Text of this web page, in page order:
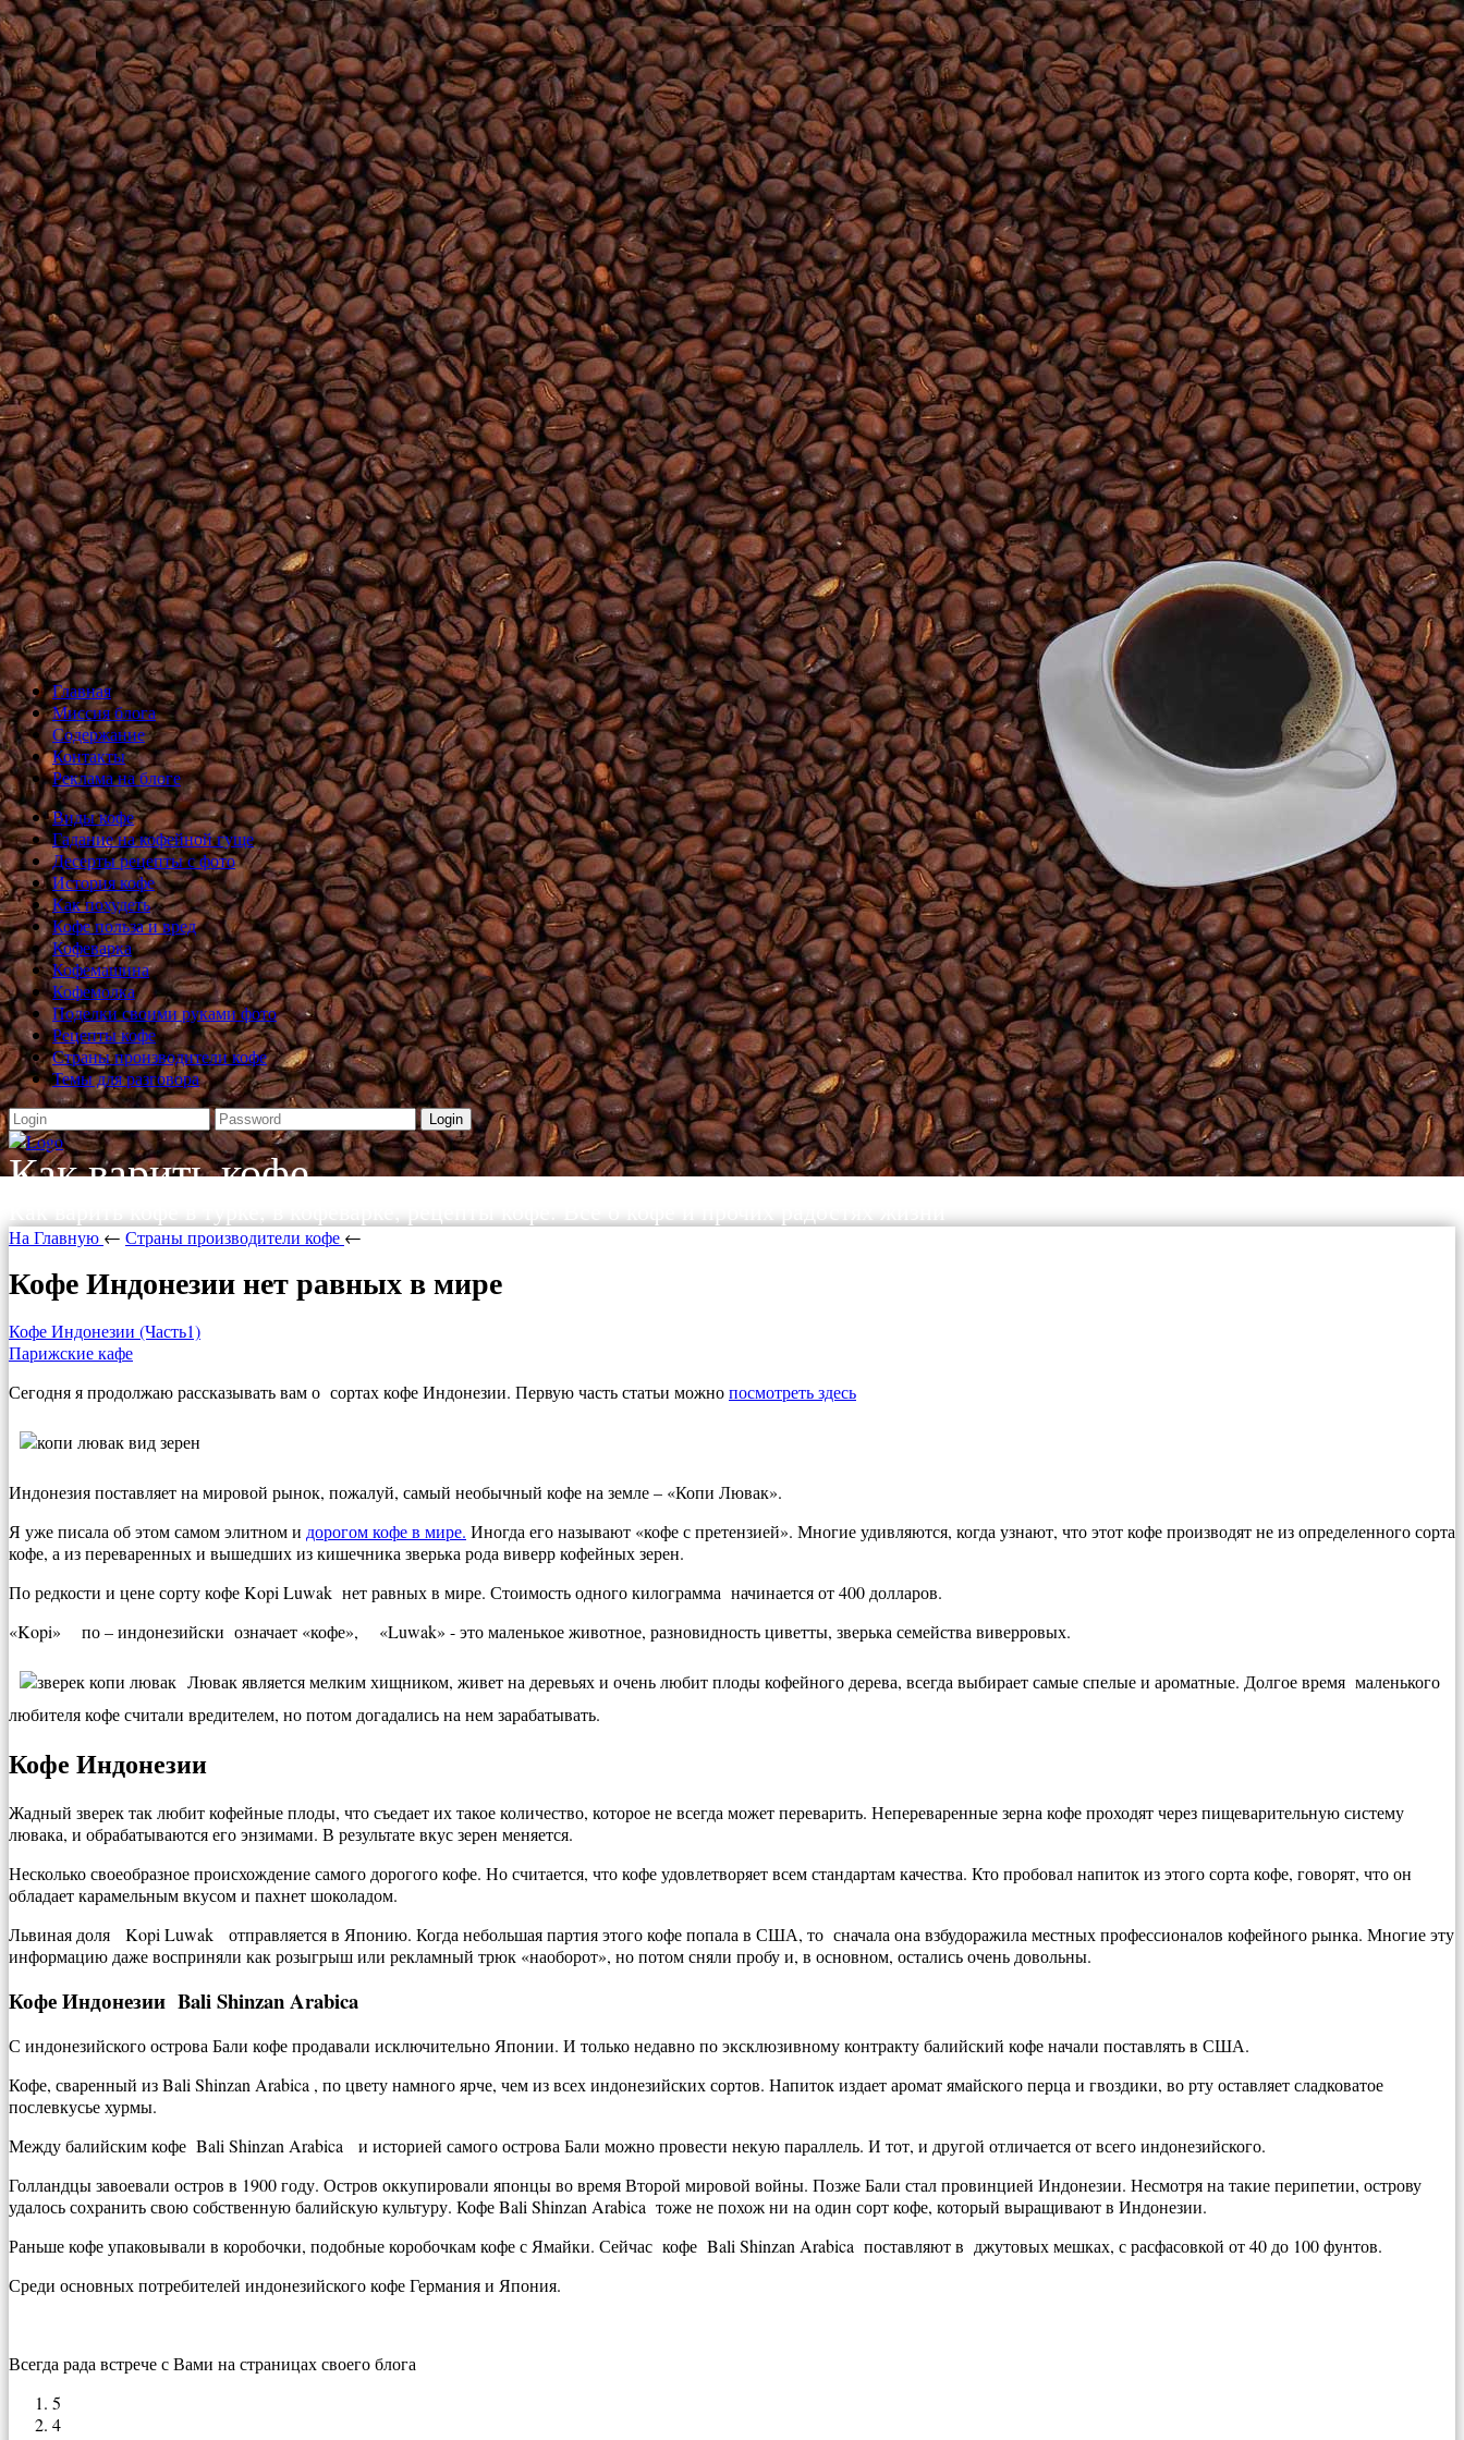
Главная
Миссия блога
Содержание
Контакты
Реклама на блоге
Виды кофе
Гадание на кофейной гуще
Десерты рецепты с фото
История кофе
Как похудеть
Кофе польза и вред
Кофеварка
Кофемашина
Кофемолка
Поделки своими руками фото
Рецепты кофе
Страны производители кофе
Темы для разговора
Login
Как варить кофе
На Главную ← Страны производители кофе ←
Кофе Индонезии нет равных в мире
Кофе Индонезии (Часть1)
Парижские кафе
Сегодня я продолжаю рассказывать вам о сортах кофе Индонезии. Первую часть статьи можнопосмотреть здесь
Индонезия поставляет на мировой рынок, пожалуй, самый необычный кофе на земле – «Копи Лювак».
Я уже писала об этом самом элитном и дорогом кофе в мире. Иногда его называют «кофе с претензией». Многие удивляются, когда узнают, что этот кофе производят не из определенного сорта
кофе, а из переваренных и вышедших из кишечника зверька рода виверр кофейных зерен.
По редкости и цене сорту кофе Kopi Luwak нет равных в мире. Стоимость одного килограмма начинается от 400 долларов.
«Kopi» по – индонезийски означает «кофе», «Luwak» - это маленькое животное, разновидность циветты, зверька семейства виверровых.
Лювак является мелким хищником, живет на деревьях и очень любит плоды кофейного дерева, всегда выбирает самые спелые и ароматные. Долгое время маленького
любителя кофе считали вредителем, но потом догадались на нем зарабатывать.
Кофе Индонезии
Жадный зверек так любит кофейные плоды, что съедает их такое количество, которое не всегда может переварить. Непереваренные зерна кофе проходят через пищеварительную систему
лювака, и обрабатываются его энзимами. В результате вкус зерен меняется.
Несколько своеобразное происхождение самого дорогого кофе. Но считается, что кофе удовлетворяет всем стандартам качества. Кто пробовал напиток из этого сорта кофе, говорят, что он
обладает карамельным вкусом и пахнет шоколадом.
Львиная доля Kopi Luwak отправляется в Японию. Когда небольшая партия этого кофе попала в США, то сначала она взбудоражила местных профессионалов кофейного рынка. Многие эту
информацию даже восприняли как розыгрыш или рекламный трюк «наоборот», но потом сняли пробу и, в основном, остались очень довольны.
Кофе Индонезии Bali Shinzan Arabica
С индонезийского острова Бали кофе продавали исключительно Японии. И только недавно по эксклюзивному контракту балийский кофе начали поставлять в США.
Кофе, сваренный из Bali Shinzan Arabica , по цвету намного ярче, чем из всех индонезийских сортов. Напиток издает аромат ямайского перца и гвоздики, во рту оставляет сладковатое
послевкусье хурмы.
Между балийским кофе Bali Shinzan Arabica и историей самого острова Бали можно провести некую параллель. И тот, и другой отличается от всего индонезийского.
Голландцы завоевали остров в 1900 году. Остров оккупировали японцы во время Второй мировой войны. Позже Бали стал провинцией Индонезии. Несмотря на такие перипетии, острову
удалось сохранить свою собственную балийскую культуру. Кофе Bali Shinzan Arabica тоже не похож ни на один сорт кофе, который выращивают в Индонезии.
Раньше кофе упаковывали в коробочки, подобные коробочкам кофе с Ямайки. Сейчас кофе Bali Shinzan Arabica поставляют в джутовых мешках, с расфасовкой от 40 до 100 фунтов.
Среди основных потребителей индонезийского кофе Германия и Япония.
Всегда рада встрече с Вами на страницах своего блога
5
4